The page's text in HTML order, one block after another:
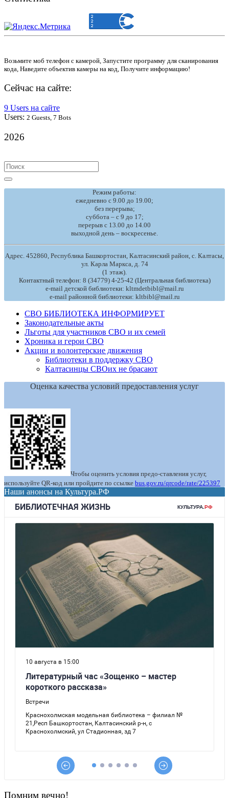
Возьмите моб телефон с камерой, Запустите программу для сканирования
кода, Наведите объектив камеры на код, Получите информацию!
Сейчас на сайте:
9 Users на сайте
Users: 2 Guests, 7 Bots
2026
Search
for:
Режим работы:
ежедневно с 9.00 до 19.00;
без перерыва;
суббота – с 9 до 17;
перерыв с 13.00 до 14.00
выходной день – воскресенье.
Адрес. 452860, Республика Башкортостан, Калтасинский район, с. Калтасы,
ул. Карла Маркса, д. 74
(1 этаж).
Контактный телефон: 8 (34779) 4-25-42 (Центральная библиотека)
e-mail детской библиотеки: kltmdetbibl@mail.ru
e-mail районной библиотеки: kltbibl@mail.ru
СВО БИБЛИОТЕКА ИНФОРМИРУЕТ
Законодательные акты
Льготы для участников СВО и их семей
Хроника и герои СВО
Акции и волонтерские движения
Библиотеки в поддержку СВО
Калтасинцы СВОих не брасают
Оценка качества условий предоставления услуг
Чтобы оценить условия предо-ставления услуг,
используйте QR-код или пройдите по ссылке bus.gov.ru/qrcode/rate/225397
Наши анонсы на Культура.РФ
Помним вечно!